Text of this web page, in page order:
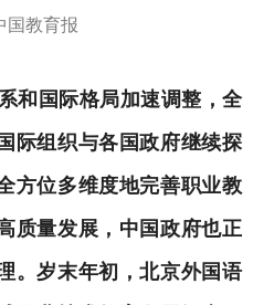
国教育报
和国际格局加速调整，全
际组织与各国政府继续探
方位多维度地完善职业教
质量发展，中国政府也正
。岁末年初，北京外国语